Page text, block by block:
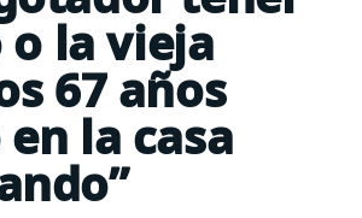
la vieja
67 años
la casa